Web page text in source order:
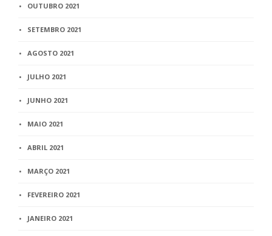
OUTUBRO 2021
SETEMBRO 2021
AGOSTO 2021
JULHO 2021
JUNHO 2021
MAIO 2021
ABRIL 2021
MARÇO 2021
FEVEREIRO 2021
JANEIRO 2021